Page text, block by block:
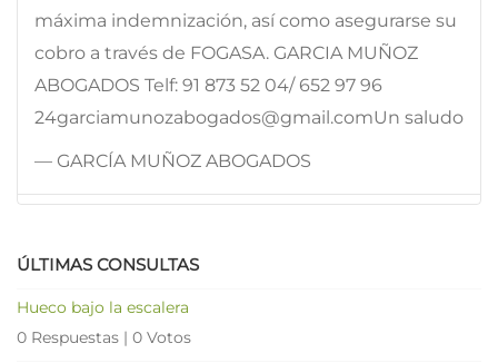
máxima indemnización, así como asegurarse su
cobro a través de FOGASA. GARCIA MUÑOZ
ABOGADOS Telf: 91 873 52 04/ 652 97 96
24garciamunozabogados@gmail.comUn saludo
— GARCÍA MUÑOZ ABOGADOS
ÚLTIMAS CONSULTAS
Hueco bajo la escalera
0 Respuestas | 0 Votos